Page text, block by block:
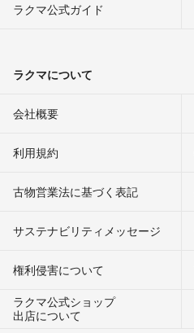
ラクマ公式ガイド
ラクマについて
会社概要
利用規約
古物営業法に基づく表記
サステナビリティメッセージ
権利侵害について
ラクマ公式ショップ
出店について